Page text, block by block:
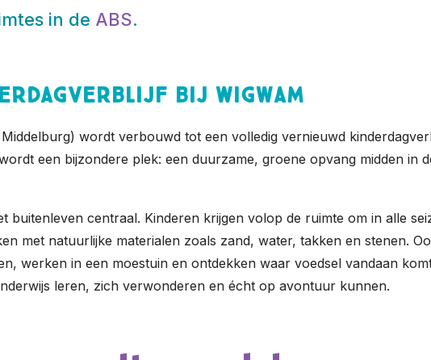
in de ABS.
bij Wigwam
wordt verbouwd tot een volledig vernieuwd
een bijzondere plek: een duurzame, groene opvang midden in
buitenleven centraal. Kinderen krijgen volop de ruimte om in alle
met natuurlijke materialen zoals zand, water, takken en stenen.
werken in een moestuin en ontdekken waar voedsel vandaan
leren, zich verwonderen en écht op avontuur kunnen.